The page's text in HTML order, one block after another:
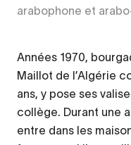
arabophone et
Années 1970,
Maillot de l’Algérie
ans, y pose ses
collège. Durant une
entre dans les